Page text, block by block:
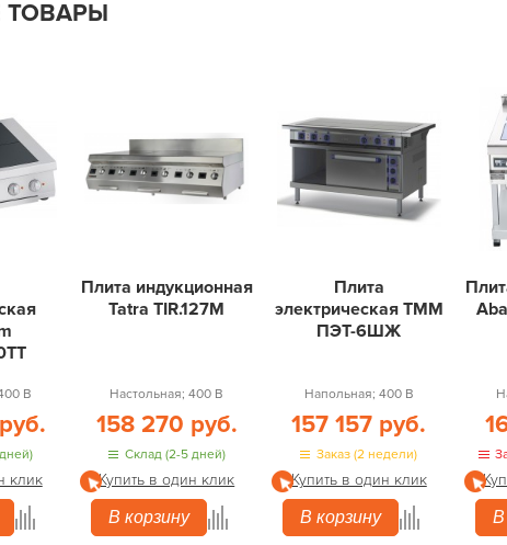
В
клик
Плита индукционная
Tatra TIR.127M
Настольная; 400 В
158 270 руб.
Склад (2-5 дней)
Купить в один клик
В корзину
Плита
электрическая ТММ
ПЭТ-6ШЖ
Напольная; 400 В
157 157 руб.
Заказ (2 недели)
Купить в один клик
В корзину
В